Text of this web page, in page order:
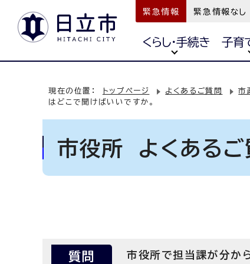
緊急情報 緊急情報なし
くらし・手続き 子育
現在の位置： トップページ よくあるご質問 市
はどこで聞けばいいですか。
市役所 よくあるご
質問 市役所で担当課が分か